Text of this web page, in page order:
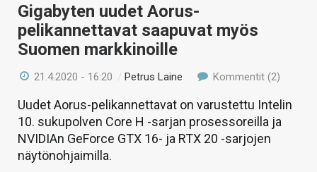
HAKU
Gigabyten uudet Aorus-
pelikannettavat saapuvat myös
Suomen markkinoille
21.4.2020 - 16:20 /Petrus Laine Kommentit (2)
Uudet Aorus-pelikannettavat on varustettu Intelin
10. sukupolven Core H -sarjan prosessoreilla ja
NVIDIAn GeForce GTX 16- ja RTX 20 -sarjojen
näytönohjaimilla.